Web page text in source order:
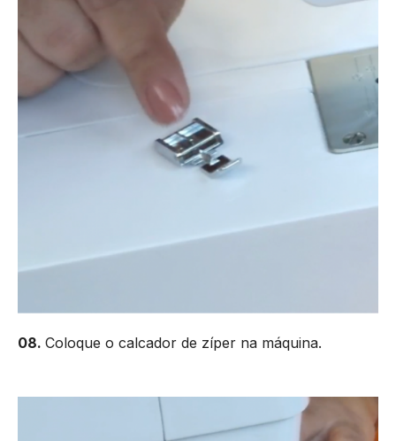
08. Coloque o calcador de zíper na máquina.